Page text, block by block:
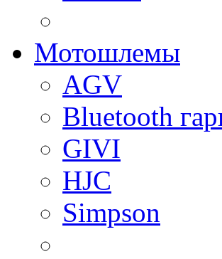
Мотошлемы
AGV
Bluetooth
GIVI
HJC
Simpson